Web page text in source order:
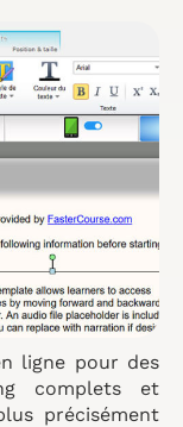
ligne pour des
complets et
précisément